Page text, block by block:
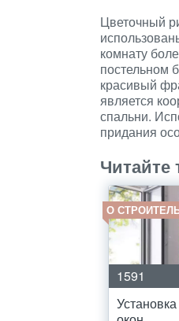
Цветочный
комнату
постельном
красивый
является
спальни.
придания
Читайте
О
1591